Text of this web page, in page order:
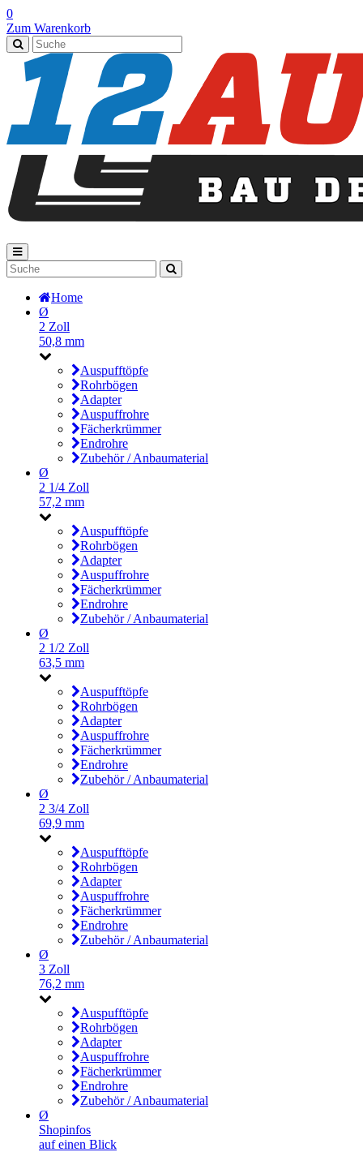
0
Zum Warenkorb
Home
Ø
2 Zoll
50,8 mm
Auspufftöpfe
Rohrbögen
Adapter
Auspuffrohre
Fächerkrümmer
Endrohre
Zubehör / Anbaumaterial
Ø
2 1/4 Zoll
57,2 mm
Auspufftöpfe
Rohrbögen
Adapter
Auspuffrohre
Fächerkrümmer
Endrohre
Zubehör / Anbaumaterial
Ø
2 1/2 Zoll
63,5 mm
Auspufftöpfe
Rohrbögen
Adapter
Auspuffrohre
Fächerkrümmer
Endrohre
Zubehör / Anbaumaterial
Ø
2 3/4 Zoll
69,9 mm
Auspufftöpfe
Rohrbögen
Adapter
Auspuffrohre
Fächerkrümmer
Endrohre
Zubehör / Anbaumaterial
Ø
3 Zoll
76,2 mm
Auspufftöpfe
Rohrbögen
Adapter
Auspuffrohre
Fächerkrümmer
Endrohre
Zubehör / Anbaumaterial
Ø
Shopinfos
auf einen Blick